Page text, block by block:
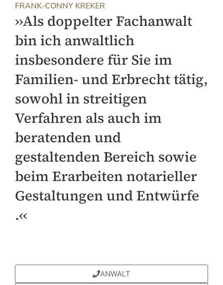
FRANK-CONNY KREKER
››Als doppelter Fachanwalt
bin ich anwaltlich
insbesondere für Sie im
Familien- und Erbrecht tätig,
sowohl in streitigen
Verfahren als auch im
beratenden und
gestaltenden Bereich sowie
beim Erarbeiten notarieller
Gestaltungen und Entwürfe
.‹‹
ANWALT